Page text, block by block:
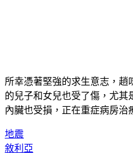
所幸憑著堅強的求生意志，趙
的兒子和女兒也受了傷，尤其
內臟也受損，正在重症病房治
地震
敘利亞